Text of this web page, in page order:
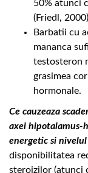
50% atunci
(Friedl,
Barbatii cu
mananca
testosteron
grasimea
hormonale.
Ce cauzeaza
axei hipotalamus-
energetic si
disponibilitatea
steroizilor (atunci